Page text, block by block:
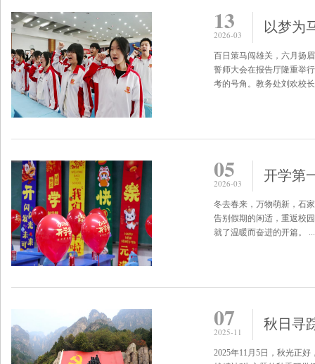
13
2026-03
以梦为
百日策马闯雄关，六月扬
誓师大会在报告厅隆重举
考的号角。教务处刘欢校
05
2026-03
开学第
冬去春来，万物萌新，石
告别假期的闲适，重返校
就了温暖而奋进的开篇。 ...
07
2025-11
秋日寻
2025年11月5日，秋光正